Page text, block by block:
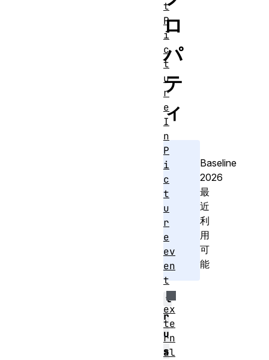
ロ
パ
テ
ィ
Baseline
2026
最
近
利
用
可
能
t
r
u
s
t
P
i
c
t
u
r
e
I
n
P
i
c
t
u
r
e
ev
en
t
ex
te
rn
al